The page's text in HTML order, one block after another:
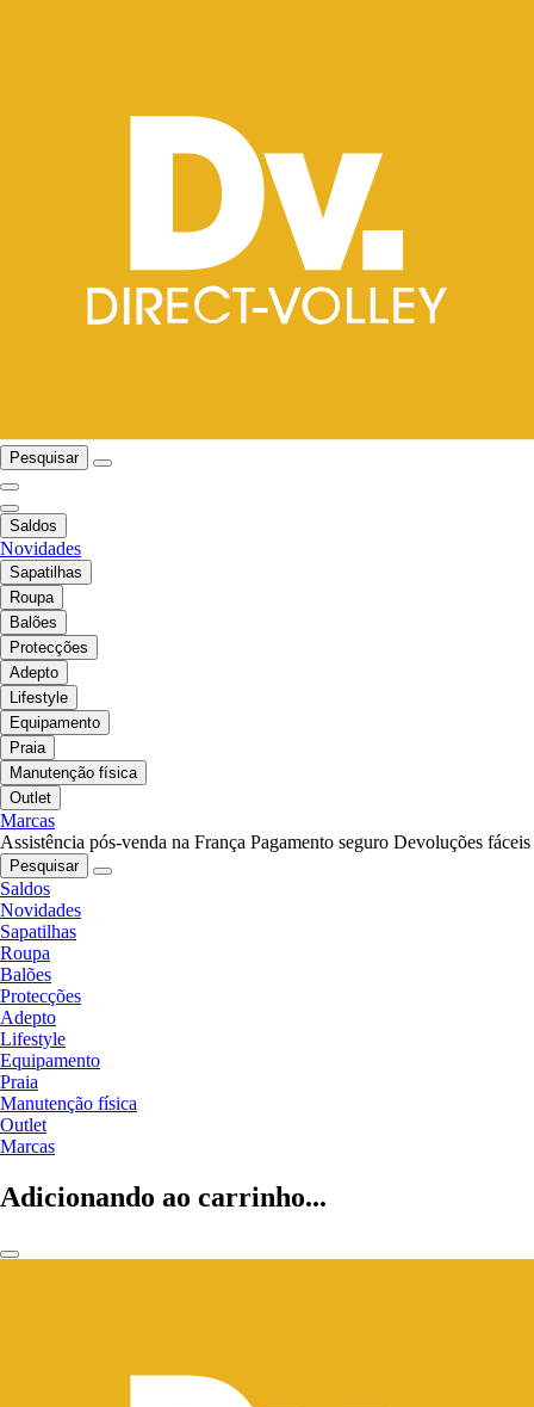
Pesquisar
Saldos
Novidades
Sapatilhas
Roupa
Balões
Protecções
Adepto
Lifestyle
Equipamento
Praia
Manutenção física
Outlet
Marcas
Assistência pós-venda na França Pagamento seguro Devoluções fáceis
Pesquisar
Saldos
Novidades
Sapatilhas
Roupa
Balões
Protecções
Adepto
Lifestyle
Equipamento
Praia
Manutenção física
Outlet
Marcas
Adicionando ao carrinho...